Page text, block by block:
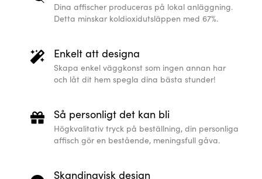
Dina affischer produceras på lokal anläggning.
Detta minskar koldioxidutsläppen med 67%.
Enkelt att designa
Skapa enkel väggkonst som ingen annan har
och låt dit hem spegla dina bästa stunder!
Så personligt det kan bli
Högkvalitativ tryck på beställning, din personliga
affisch gör en bestående, meningsfull gåva.
Skandinavisk design